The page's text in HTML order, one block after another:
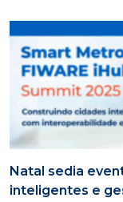
Natal sedia
inteligentes e